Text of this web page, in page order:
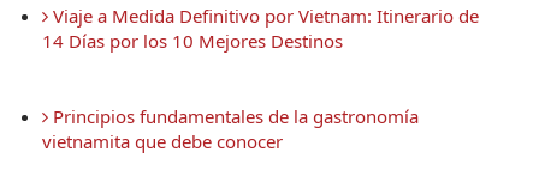
Viaje a Medida Definitivo por Vietnam: Itinerario de
14 Días por los 10 Mejores Destinos
Principios fundamentales de la gastronomía
vietnamita que debe conocer